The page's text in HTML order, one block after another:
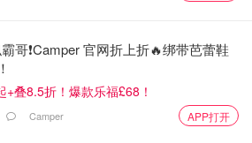
@amazon ，版权属于原作者
哥❗️Camper 官网折上折🔥绑带芭蕾鞋
+叠8.5折！爆款乐福£68！
Camper APP打开